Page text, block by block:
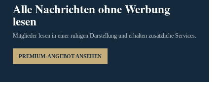
Alle Nachrichten ohne Werbung
lesen
Mitglieder lesen in einer ruhigen Darstellung und erhalten zusätzliche Services.
PREMIUM-ANGEBOT ANSEHEN